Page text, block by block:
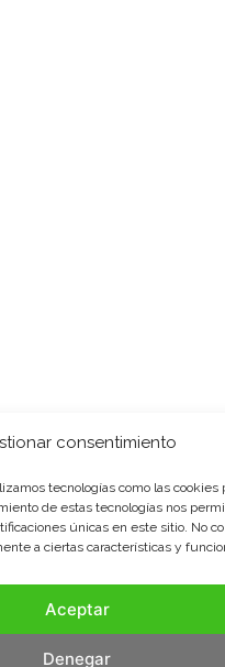
consentimiento
tecnologías como las cookies
de estas tecnologías nos
únicas en este sitio. No
a ciertas características y
Aceptar
Denegar